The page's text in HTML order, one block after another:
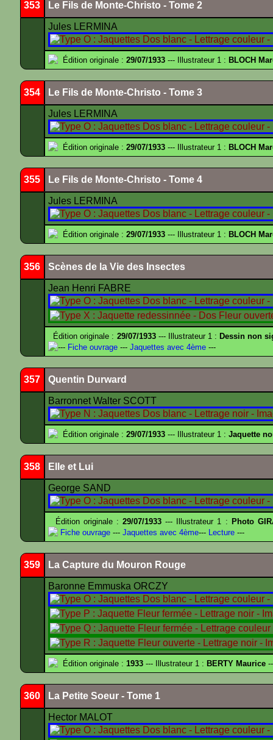
353 Le Fils de Monte-Christo - Tome 2
Jules LERMINA
Édition originale : 29/07/1933 --- Illustrateur 1 : BLOCH
354 Le Fils de Monte-Christo - Tome 3
Jules LERMINA
Édition originale : 29/07/1933 --- Illustrateur 1 : BLOCH
355 Le Fils de Monte-Christo - Tome 4
Jules LERMINA
Édition originale : 29/07/1933 --- Illustrateur 1 : BLOCH
356 Scènes de la Vie des Insectes
Jean Henri FABRE
Édition originale : 29/07/1933--- Illustrateur 1 : Dessin non
--- Fiche ouvrage --- Jaquettes avec 4ème ---
357 Quentin Durward
Barronnet Walter SCOTT
Édition originale : 29/07/1933 --- Illustrateur 1 : Jaquette
358 Elle et Lui
George SAND
Édition originale :29/07/1933 --- Illustrateur 1 : Photo
Fiche ouvrage --- Jaquettes avec 4ème--- Lecture ---
359 La Capture du Mouron Rouge
Baronne Emmuska ORCZY
Édition originale : 1933 --- Illustrateur 1 : BERTY Maurice
360 La Petite Soeur - Tome 1
Hector MALOT